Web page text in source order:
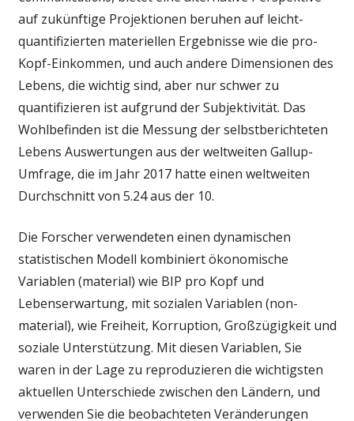
auf zukünftige Projektionen beruhen auf leicht-
quantifizierten materiellen Ergebnisse wie die pro-
Kopf-Einkommen, und auch andere Dimensionen des
Lebens, die wichtig sind, aber nur schwer zu
quantifizieren ist aufgrund der Subjektivität. Das
Wohlbefinden ist die Messung der selbstberichteten
Lebens Auswertungen aus der weltweiten Gallup-
Umfrage, die im Jahr 2017 hatte einen weltweiten
Durchschnitt von 5.24 aus der 10.
Die Forscher verwendeten einen dynamischen
statistischen Modell kombiniert ökonomische
Variablen (material) wie BIP pro Kopf und
Lebenserwartung, mit sozialen Variablen (non-
material), wie Freiheit, Korruption, Großzügigkeit und
soziale Unterstützung. Mit diesen Variablen, Sie
waren in der Lage zu reproduzieren die wichtigsten
aktuellen Unterschiede zwischen den Ländern, und
verwenden Sie die beobachteten Veränderungen